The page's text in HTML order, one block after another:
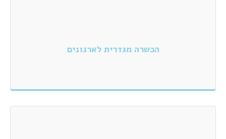
הכשרה מגדרית לארגונים